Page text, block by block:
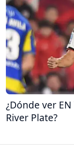
¿Dónde ver
River Plate?